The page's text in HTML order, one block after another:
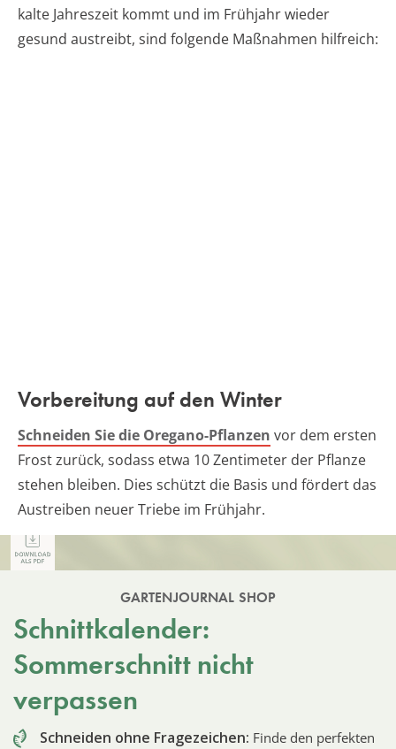
kalte Jahreszeit kommt und im Frühjahr wieder
gesund austreibt, sind folgende Maßnahmen hilfreich:
Vorbereitung auf den Winter
Schneiden Sie die Oregano-Pflanzen vor dem ersten
Frost zurück, sodass etwa 10 Zentimeter der Pflanze
stehen bleiben. Dies schützt die Basis und fördert das
Austreiben neuer Triebe im Frühjahr.
GARTENJOURNAL SHOP
Schnittkalender:
Sommerschnitt nicht
verpassen
Schneiden ohne Fragezeichen: Finde den perfekten